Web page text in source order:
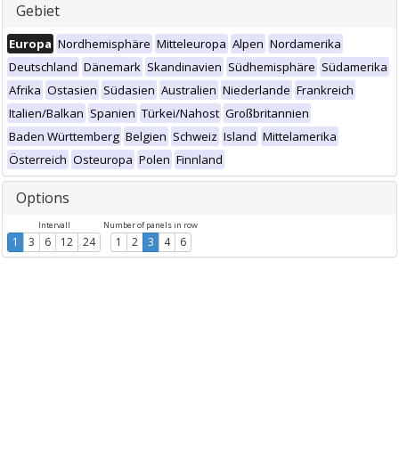
Gebiet
Europa Nordhemisphäre Mitteleuropa Alpen Nordamerika
Deutschland Dänemark Skandinavien Südhemisphäre Südamerika
Afrika Ostasien Südasien Australien Niederlande Frankreich
Italien/Balkan Spanien Türkei/Nahost Großbritannien
Baden Württemberg Belgien Schweiz Island Mittelamerika
Österreich Osteuropa Polen Finnland
Options
Intervall
1 3 6 12 24
Number of panels in row
1 2 3 4 6